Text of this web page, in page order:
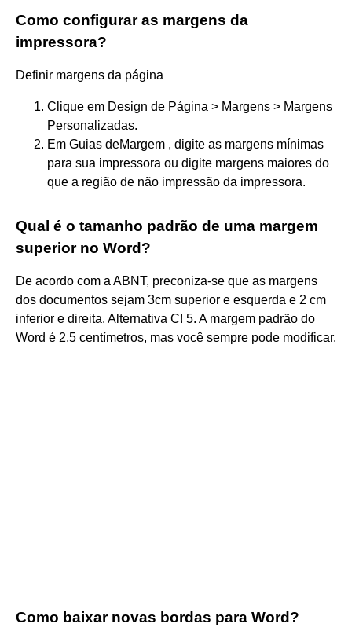
Como configurar as margens da
impressora?
Definir margens da página
Clique em Design de Página > Margens > Margens
Personalizadas.
Em Guias deMargem , digite as margens mínimas
para sua impressora ou digite margens maiores do
que a região de não impressão da impressora.
Qual é o tamanho padrão de uma margem
superior no Word?
De acordo com a ABNT, preconiza-se que as margens
dos documentos sejam 3cm superior e esquerda e 2 cm
inferior e direita. Alternativa C! 5. A margem padrão do
Word é 2,5 centímetros, mas você sempre pode modificar.
Como baixar novas bordas para Word?